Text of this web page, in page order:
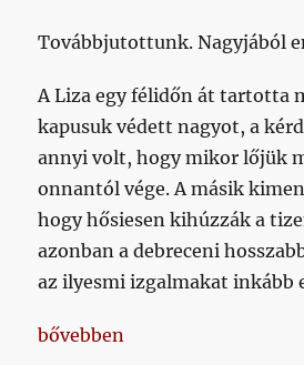
Továbbjutottunk. Nagyjából
A Liza egy félidőn át tartotta
kapusuk védett nagyot, a
annyi volt, hogy mikor lőjük
onnantól vége. A másik
hogy hősiesen kihúzzák a
azonban a debreceni
az ilyesmi izgalmakat inkább
„Baki meghúzta a váratlant
bővebben